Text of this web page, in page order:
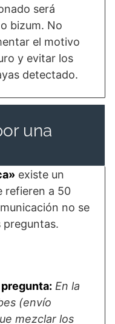
será
bizum. No
el motivo
y evitar los
detectado.
una
existe un
refieren a 50
no se
preguntas.
En la
(envío
mezclar los